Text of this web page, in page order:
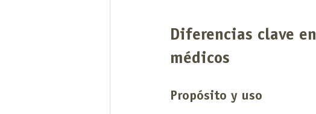
Diferencias clave
médicos
Propósito y uso